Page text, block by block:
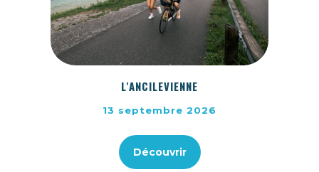
L'ANCILEVIENNE
13 septembre 2026
Découvrir